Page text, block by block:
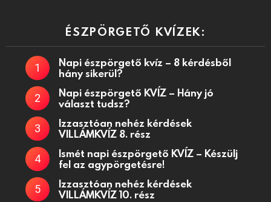
ÉSZPÖRGETŐ KVÍZEK:
Napi észpörgető kvíz – 8 kérdésből
hány sikerül?
Napi észpörgető KVÍZ – Hány jó
választ tudsz?
Izzasztóan nehéz kérdések
VILLÁMKVÍZ 8. rész
Ismét napi észpörgető KVÍZ – Készülj
fel az agypörgetésre!
Izzasztóan nehéz kérdések
VILLÁMKVÍZ 10. rész